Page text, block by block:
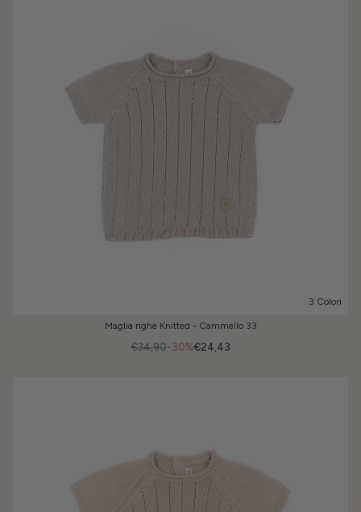
3 Colori
Maglia righe Knitted - Cammello 33
-30%
€34,90 €24,43